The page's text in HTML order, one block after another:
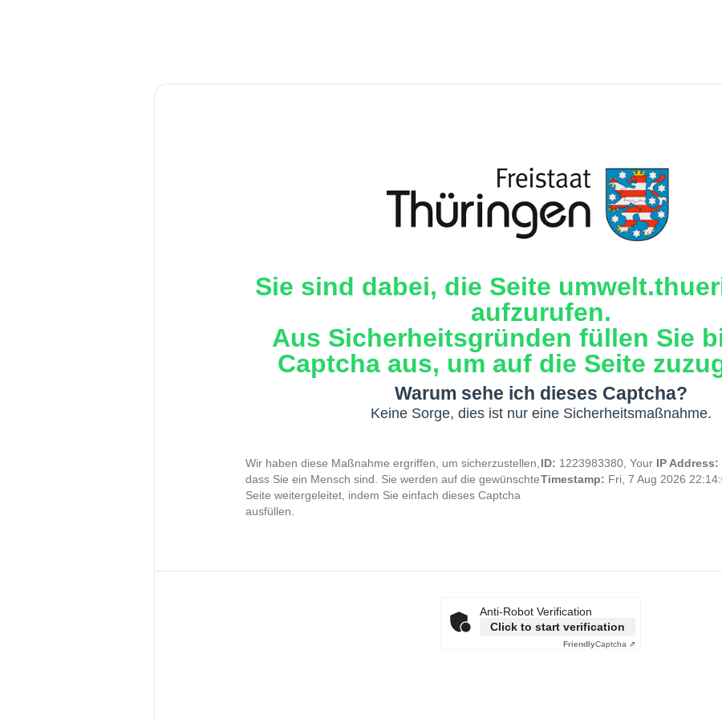
Sie sind dabei, die Seite
aufzurufen.
Aus Sicherheitsgründen füllen Sie
Captcha aus, um auf die Seite
Warum sehe ich dieses Captcha?
Keine Sorge, dies ist nur eine Sicherheitsmaßnahme.
Wir haben diese Maßnahme ergriffen, um sicherzustellen,
dass Sie ein Mensch sind. Sie werden auf die gewünschte
Seite weitergeleitet, indem Sie einfach dieses Captcha
ausfüllen.
ID: 1223983380, Your IP Address:
Timestamp: Fri, 7 Aug 2026
Anti-Robot Verification
Click to start verification
FriendlyCaptcha ⇗